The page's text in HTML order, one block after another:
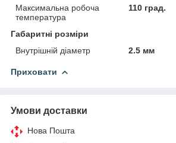
Максимальна робоча
температура
110 град.
Габаритні розміри
Внутрішній діаметр
2.5 мм
Приховати
Умови доставки
Нова Пошта